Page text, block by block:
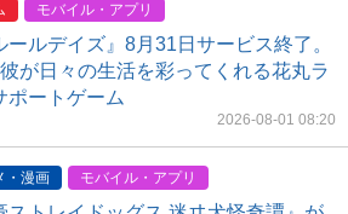
モバイル・アプリ
ールデイズ』8月31日サービス終了。
が日々の生活を彩ってくれる花丸ラ
ポートゲーム
2026-08-01 08:20
・漫画 モバイル・アプリ